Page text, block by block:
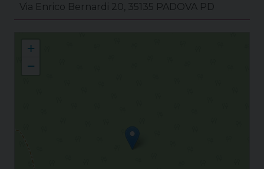
Via Enrico Bernardi 20, 35135 PADOVA PD
+
−